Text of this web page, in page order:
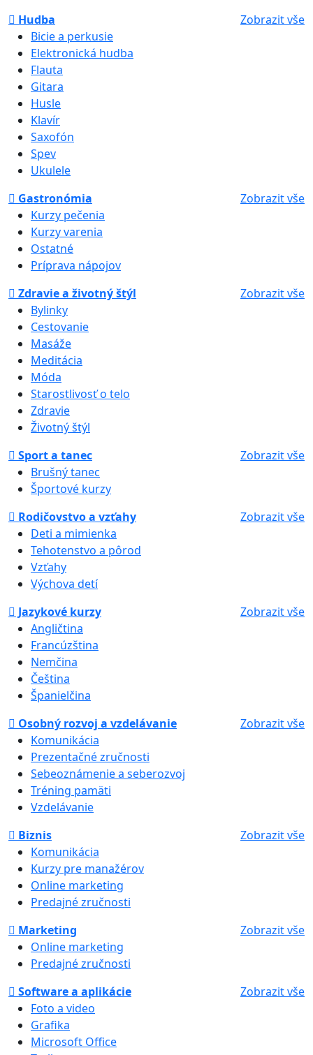
Hudba
Zobrazit vše
Bicie a perkusie
Elektronická hudba
Flauta
Gitara
Husle
Klavír
Saxofón
Spev
Ukulele
Gastronómia
Zobrazit vše
Kurzy pečenia
Kurzy varenia
Ostatné
Príprava nápojov
Zdravie a životný štýl
Zobrazit vše
Bylinky
Cestovanie
Masáže
Meditácia
Móda
Starostlivosť o telo
Zdravie
Životný štýl
Sport a tanec
Zobrazit vše
Brušný tanec
Športové kurzy
Rodičovstvo a vzťahy
Zobrazit vše
Deti a mimienka
Tehotenstvo a pôrod
Vzťahy
Výchova detí
Jazykové kurzy
Zobrazit vše
Angličtina
Francúzština
Nemčina
Čeština
Španielčina
Osobný rozvoj a vzdelávanie
Zobrazit vše
Komunikácia
Prezentačné zručnosti
Sebeoznámenie a seberozvoj
Tréning pamäti
Vzdelávanie
Biznis
Zobrazit vše
Komunikácia
Kurzy pre manažérov
Online marketing
Predajné zručnosti
Marketing
Zobrazit vše
Online marketing
Predajné zručnosti
Software a aplikácie
Zobrazit vše
Foto a video
Grafika
Microsoft Office